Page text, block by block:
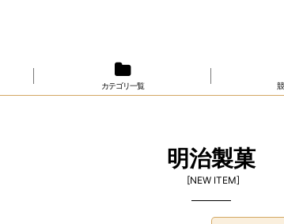
カテゴリ一覧
明治製菓
[NEW ITEM]